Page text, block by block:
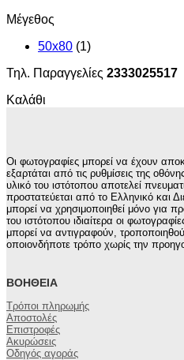
Μέγεθος
50x80 (1)
Τηλ. Παραγγελίες 2333025517
Καλάθι
Οι φωτογραφίες μπορεί να έχουν
εξαρτάται από τις ρυθμίσεις της
υλικό του ιστότοπου αποτελεί
προστατεύεται από το Ελληνικό και
μπορεί να χρησιμοποιηθεί μόνο για
του ιστότοπου ιδιαίτερα οι
μπορεί να αντιγραφούν,
οποιονδήποτε τρόπο χωρίς την
ΒΟΉΘΕΙΑ
Τρόποι πληρωμής
Αποστολές
Επιστροφές
Ακυρώσεις
Οδηγός αγοράς